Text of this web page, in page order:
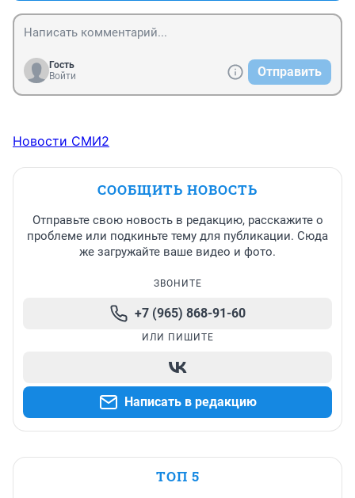
Гость
Войти
Отправить
Новости СМИ2
СООБЩИТЬ НОВОСТЬ
Отправьте свою новость в редакцию, расскажите о
проблеме или подкиньте тему для публикации. Сюда
же загружайте ваше видео и фото.
ЗВОНИТЕ
+7 (965) 868-91-60
ИЛИ ПИШИТЕ
Написать в редакцию
ТОП 5